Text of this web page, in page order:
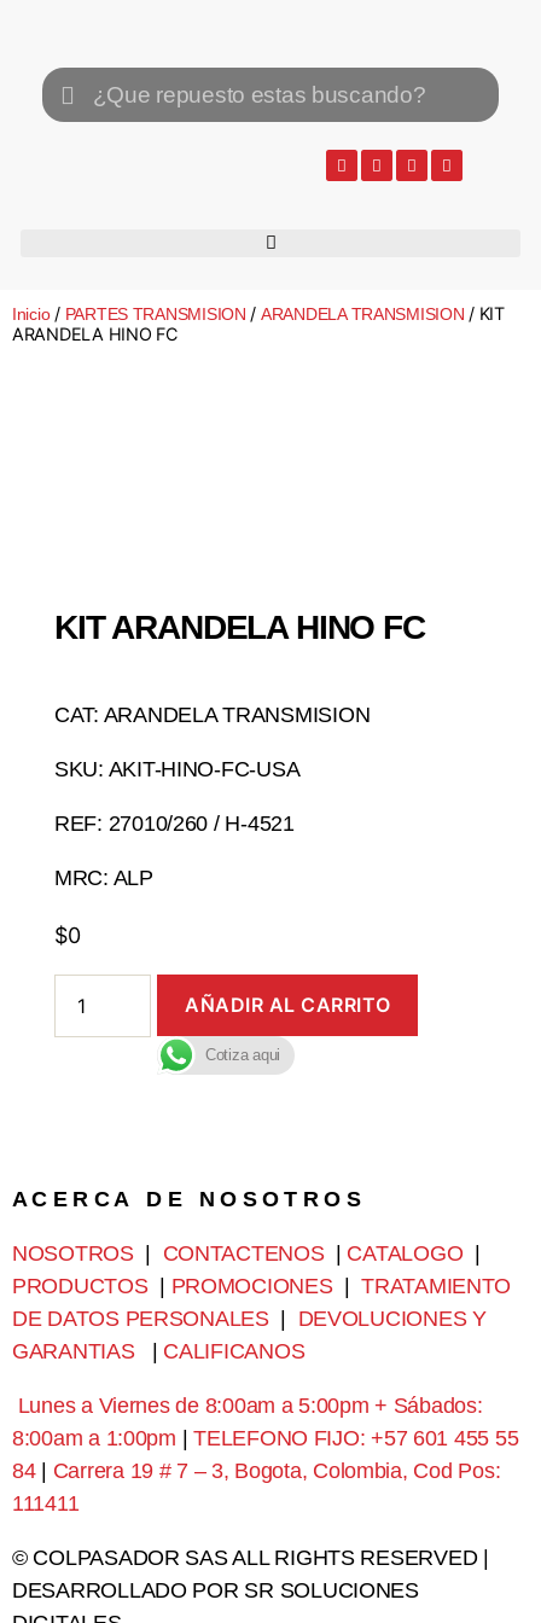
Inicio/ PARTES TRANSMISION / ARANDELA TRANSMISION / KIT
ARANDELA HINO FC
KIT ARANDELA HINO FC
CAT: ARANDELA TRANSMISION
SKU: AKIT-HINO-FC-USA
REF: 27010/260 / H-4521
MRC: ALP
$0
AÑADIR AL CARRITO
Cotiza aqui
A C E R C A D E N O S O T R O S
NOSOTROS| CONTACTENOS| CATALOGO |
PRODUCTOS| PROMOCIONES|TRATAMIENTO
DE DATOS PERSONALES| DEVOLUCIONES Y
GARANTIAS
| CALIFICANOS
Lunes a Viernes de 8:00am a 5:00pm + Sábados:
8:00am a 1:00pm |TELEFONO FIJO: +57 601 455 55
84| Carrera 19 # 7 – 3, Bogota, Colombia, Cod Pos:
111411
© COLPASADOR SAS ALL RIGHTS RESERVED |
DESARROLLADO POR SR SOLUCIONES